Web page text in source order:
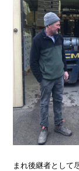
まれ後継者として